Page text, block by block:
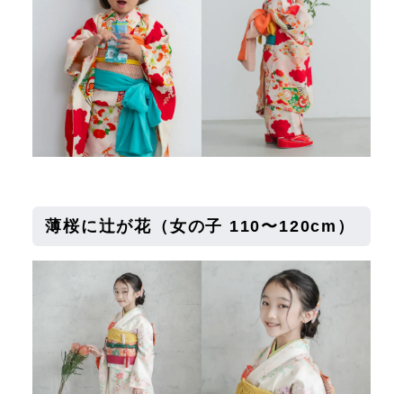
薄桜に辻が花 （女の子 110〜120cm）